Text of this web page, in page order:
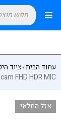
עמוד הבית›ציוד
FHD HDR MIC
אזל המלאי